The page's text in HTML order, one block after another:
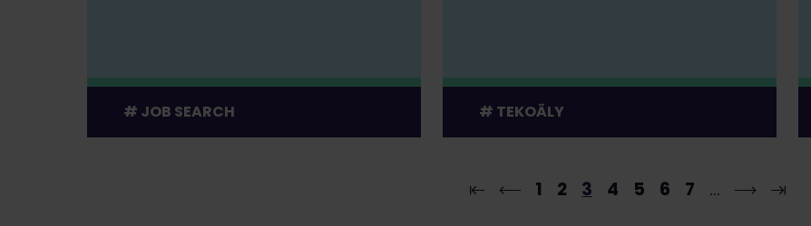
JOB SEARCH TEKOÄLY
1 2 3 4 5 6 7 …